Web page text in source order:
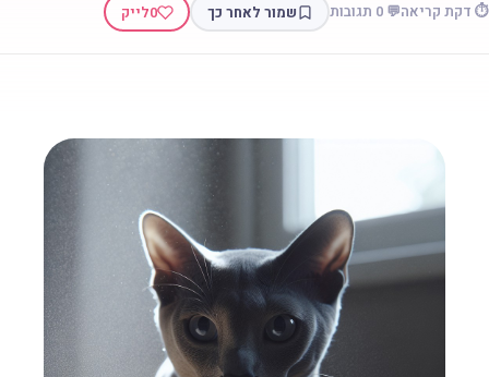
דקת קריאה💬 0 תגובות שמור לאחר כך 0לייק